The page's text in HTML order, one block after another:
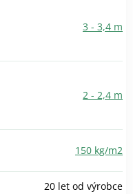
3 - 3,4 m
2 - 2,4 m
150 kg/m2
20 let od výrobce